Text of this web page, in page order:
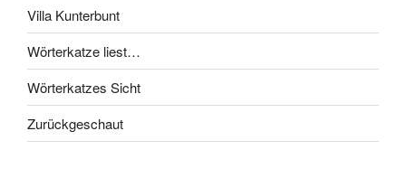
Villa Kunterbunt
Wörterkatze liest…
Wörterkatzes Sicht
Zurückgeschaut